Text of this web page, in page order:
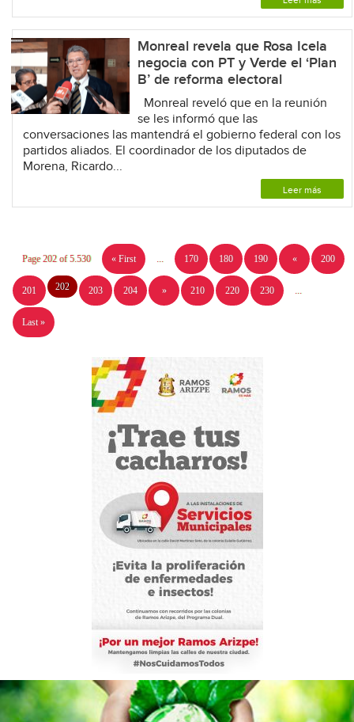
Monreal revela que Rosa Icela
negocia con PT y Verde el ‘Plan
B’ de reforma electoral
Monreal reveló que en la reunión
se les informó que las
conversaciones las mantendrá el gobierno federal con los
partidos aliados. El coordinador de los diputados de
Morena, Ricardo...
Leer más
Page 202 of 5.530 « First 170 180 190 « 200
201 202 203 204 » 210 220 230
Last »